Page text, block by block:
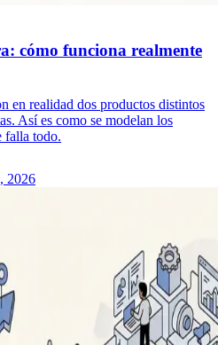
cómo funciona realmente
en realidad dos productos distintos
Así es como se modelan los
falla todo.
2026